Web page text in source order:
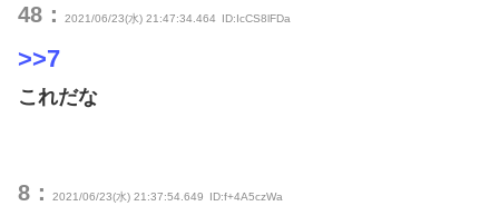
48： 2021/06/23(水) 21:47:34.464 ID:IcCS8lFDa
>>7
これだな
8： 2021/06/23(水) 21:37:54.649 ID:f+4A5czWa